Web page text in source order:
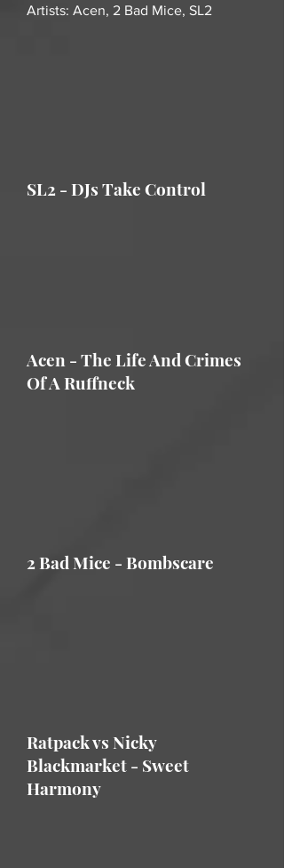
Artists: Acen, 2 Bad Mice, SL2
SL2 - DJs Take Control
Acen - The Life And Crimes
Of A Ruffneck
2 Bad Mice - Bombscare
Ratpack vs Nicky
Blackmarket - Sweet
Harmony